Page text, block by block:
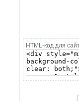
HTML-код для